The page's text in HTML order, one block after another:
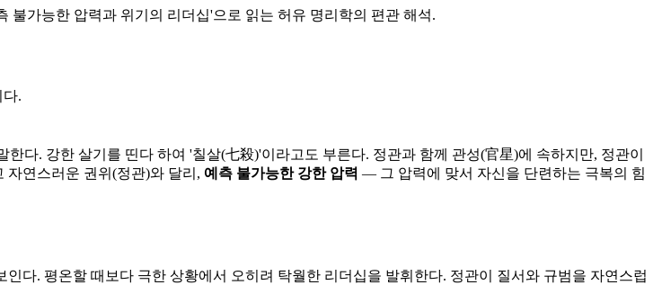
불가능한 압력과 위기의 리더십'으로 읽는 허유 명리학의 편관 해석.
.
한다. 강한 살기를 띤다 하여 '칠살(七殺)'이라고도 부른다. 정관과 함께 관성(官星)에 속하지만, 정관이
자연스러운 권위(정관)와 달리, 예측 불가능한 강한 압력 — 그 압력에 맞서 자신을 단련하는 극복의 힘
다. 평온할 때보다 극한 상황에서 오히려 탁월한 리더십을 발휘한다. 정관이 질서와 규범을 자연스럽